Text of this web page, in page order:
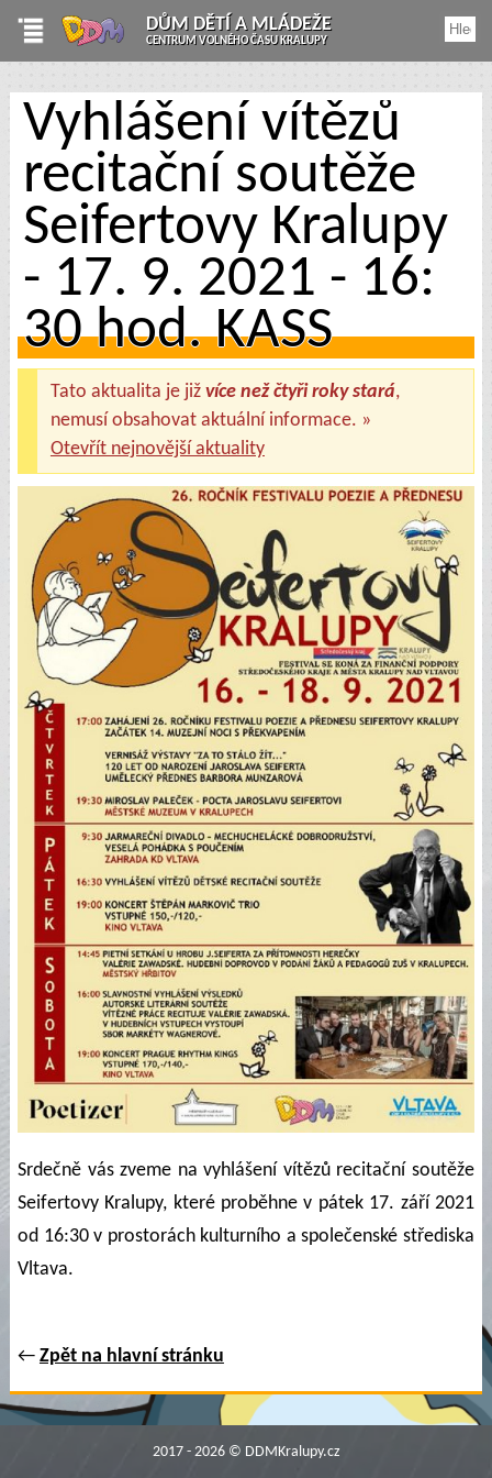
DŮM DĚTÍ A MLÁDEŽE
CENTRUM VOLNÉHO ČASU KRALUPY
Vyhlášení vítězů
recitační soutěže
Seifertovy Kralupy
- 17. 9. 2021 - 16:
30 hod. KASS
Tato aktualita je již více než čtyři roky stará,
nemusí obsahovat aktuální informace. »
Otevřít nejnovější aktuality
Srdečně vás zveme na vyhlášení vítězů recitační soutěže
Seifertovy Kralupy, které proběhne v pátek 17. září 2021
od 16:30 v prostorách kulturního a společenské střediska
Vltava.
← Zpět na hlavní stránku
2017 - 2026 © DDMKralupy.cz